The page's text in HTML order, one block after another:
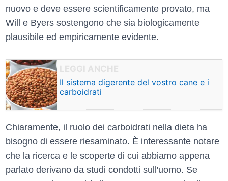
nuovo e deve essere scientificamente provato, ma
Will e Byers sostengono che sia biologicamente
plausibile ed empiricamente evidente.
Il sistema digerente del vostro cane e i
carboidrati
Chiaramente, il ruolo dei carboidrati nella dieta ha
bisogno di essere riesaminato. È interessante notare
che la ricerca e le scoperte di cui abbiamo appena
parlato derivano da studi condotti sull'uomo. Se